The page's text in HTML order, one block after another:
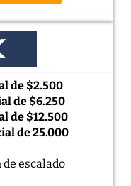
de $2.500
de $6.250
de $12.500
de 25.000
escalado